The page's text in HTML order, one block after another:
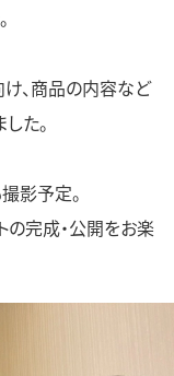
、商品の内容など
た。
影予定。
の完成・公開をお楽